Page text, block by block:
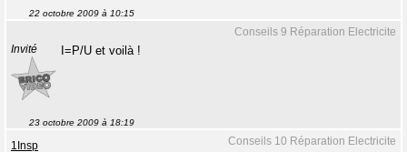
22 octobre 2009 à 10:15
Conseils 9 Réparation Electricite
Invité I=P/U et voilà !
23 octobre 2009 à 18:19
Conseils 10 Réparation Electricite
1Insp